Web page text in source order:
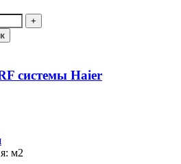
системы Haier
м2